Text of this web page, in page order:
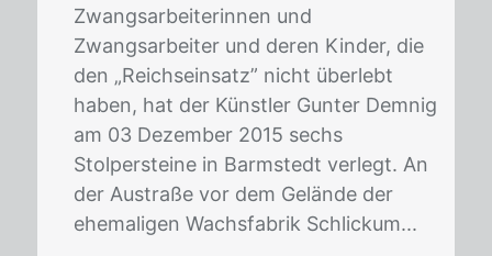
Zwangsarbeiterinnen und
Zwangsarbeiter und deren Kinder, die
den „Reichseinsatz” nicht überlebt
haben, hat der Künstler Gunter Demnig
am 03 Dezember 2015 sechs
Stolpersteine in Barmstedt verlegt. An
der Austraße vor dem Gelände der
ehemaligen Wachsfabrik Schlickum...